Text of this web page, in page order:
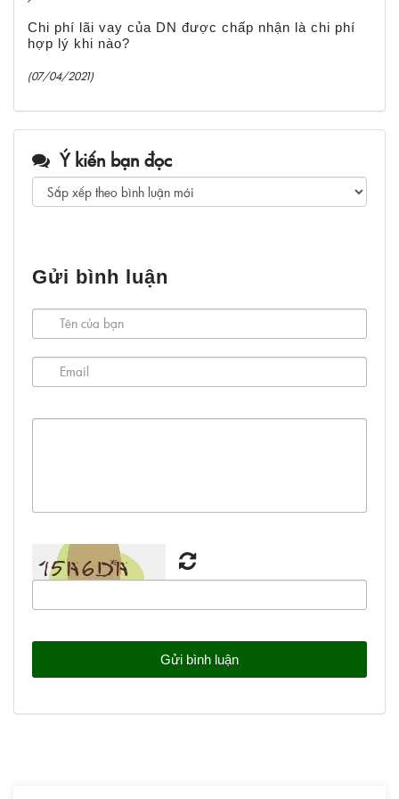
Chi phí lãi vay của DN được chấp nhận là chi phí
hợp lý khi nào?
(07/04/2021)
Ý kiến bạn đọc
Gửi bình luận